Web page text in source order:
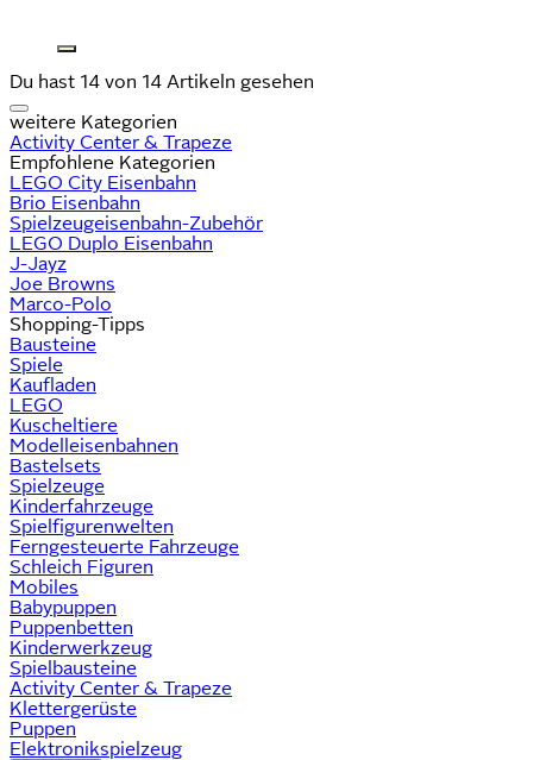
Du hast 14 von 14 Artikeln gesehen
weitere Kategorien
Activity Center & Trapeze
Empfohlene Kategorien
LEGO City Eisenbahn
Brio Eisenbahn
Spielzeugeisenbahn-Zubehör
LEGO Duplo Eisenbahn
J-Jayz
Joe Browns
Marco-Polo
Shopping-Tipps
Bausteine
Spiele
Kaufladen
LEGO
Kuscheltiere
Modelleisenbahnen
Bastelsets
Spielzeuge
Kinderfahrzeuge
Spielfigurenwelten
Ferngesteuerte Fahrzeuge
Schleich Figuren
Mobiles
Babypuppen
Puppenbetten
Kinderwerkzeug
Spielbausteine
Activity Center & Trapeze
Klettergerüste
Puppen
Elektronikspielzeug